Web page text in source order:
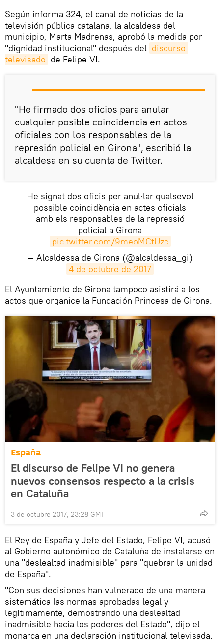
Según informa 324, el canal de noticias de la
televisión pública catalana, la alcaldesa del
municipio, Marta Madrenas, aprobó la medida por
"dignidad institucional" después del discurso
televisado de Felipe VI.
"He firmado dos oficios para anular
cualquier posible coincidencia en actos
oficiales con los responsables de la
represión policial en Girona", escribió la
alcaldesa en su cuenta de Twitter.
He signat dos oficis per anul·lar qualsevol
possible coincidència en actes oficials
amb els responsables de la repressió
policial a Girona
pic.twitter.com/9meoMCtUzc
— Alcaldessa de Girona (@alcaldessa_gi)
4 de octubre de 2017
​El Ayuntamiento de Girona tampoco asistirá a los
actos que organice la Fundación Princesa de Girona.
España
El discurso de Felipe VI no genera
nuevos consensos respecto a la crisis
en Cataluña
3 de octubre 2017, 23:28 GMT
El Rey de España y Jefe del Estado, Felipe VI, acusó
al Gobierno autonómico de Cataluña de instalarse en
una "deslealtad inadmisible" para "quebrar la unidad
de España".
"Con sus decisiones han vulnerado de una manera
sistemática las normas aprobadas legal y
legítimamente, demostrando una deslealtad
inadmisible hacia los poderes del Estado", dijo el
monarca en una declaración institucional televisada.